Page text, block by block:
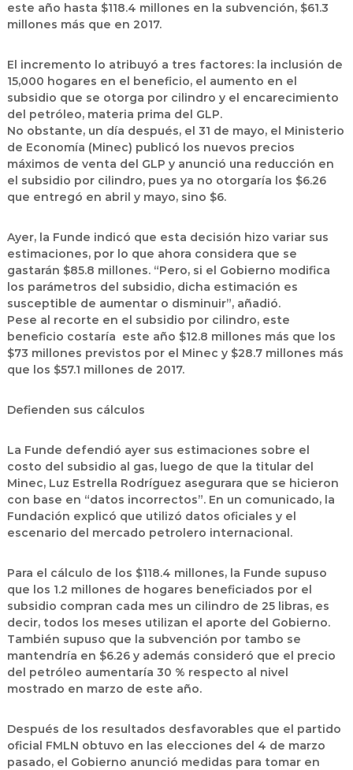
este año hasta $118.4 millones en la subvención, $61.3
millones más que en 2017.
El incremento lo atribuyó a tres factores: la inclusión de
15,000 hogares en el beneficio, el aumento en el
subsidio que se otorga por cilindro y el encarecimiento
del petróleo, materia prima del GLP.
No obstante, un día después, el 31 de mayo, el Ministerio
de Economía (Minec) publicó los nuevos precios
máximos de venta del GLP y anunció una reducción en
el subsidio por cilindro, pues ya no otorgaría los $6.26
que entregó en abril y mayo, sino $6.
Ayer, la Funde indicó que esta decisión hizo variar sus
estimaciones, por lo que ahora considera que se
gastarán $85.8 millones. “Pero, si el Gobierno modifica
los parámetros del subsidio, dicha estimación es
susceptible de aumentar o disminuir”, añadió.
Pese al recorte en el subsidio por cilindro, este
beneficio costaría este año $12.8 millones más que los
$73 millones previstos por el Minec y $28.7 millones más
que los $57.1 millones de 2017.
Defienden sus cálculos
La Funde defendió ayer sus estimaciones sobre el
costo del subsidio al gas, luego de que la titular del
Minec, Luz Estrella Rodríguez asegurara que se hicieron
con base en “datos incorrectos”. En un comunicado, la
Fundación explicó que utilizó datos oficiales y el
escenario del mercado petrolero internacional.
Para el cálculo de los $118.4 millones, la Funde supuso
que los 1.2 millones de hogares beneficiados por el
subsidio compran cada mes un cilindro de 25 libras, es
decir, todos los meses utilizan el aporte del Gobierno.
También supuso que la subvención por tambo se
mantendría en $6.26 y además consideró que el precio
del petróleo aumentaría 30 % respecto al nivel
mostrado en marzo de este año.
Después de los resultados desfavorables que el partido
oficial FMLN obtuvo en las elecciones del 4 de marzo
pasado, el Gobierno anunció medidas para tomar en